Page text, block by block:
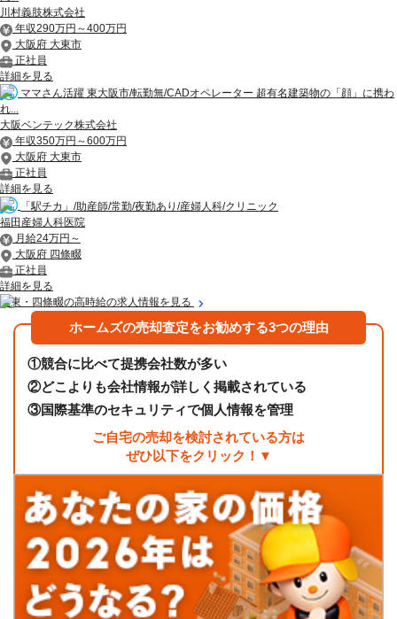
川村義肢株式会社
年収290万円～400万円
大阪府 大東市
正社員
詳細を見る
ママさん活躍 東大阪市/転勤無/CADオペレーター 超有名建築物の「顔」に携わ
れ...
大阪ベンテック株式会社
年収350万円～600万円
大阪府 大東市
正社員
詳細を見る
「駅チカ」/助産師/常勤/夜勤あり/産婦人科/クリニック
福田産婦人科医院
月給24万円～
大阪府 四條畷
正社員
詳細を見る
大東・四條畷の高時給の求人情報を見る
ホームズの売却査定をお勧めする3つの理由
①競合に比べて提携会社数が多い
②どこよりも会社情報が詳しく掲載されている
③国際基準のセキュリティで個人情報を管理
ご自宅の売却を検討されている方は
ぜひ以下をクリック！▼